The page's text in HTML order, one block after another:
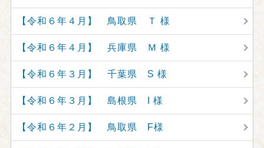
【令和６年４月】 鳥取県 Ｔ 様
【令和６年４月】 兵庫県 Ｍ 様
【令和６年３月】 千葉県 S 様
【令和６年３月】 島根県 I 様
【令和６年２月】 鳥取県 F様